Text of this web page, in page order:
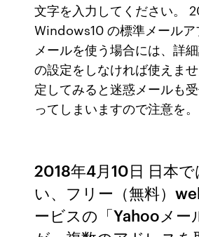
文字を入力してください。
Windows10 の標準メールア
メールを使う場合には、詳
の設定をしなければ使えま
定してみると迷惑メールも
ってしまいますので注意を。
2018年4月10日 日本
い、フリー（無料）
ービスの「Yahooメー